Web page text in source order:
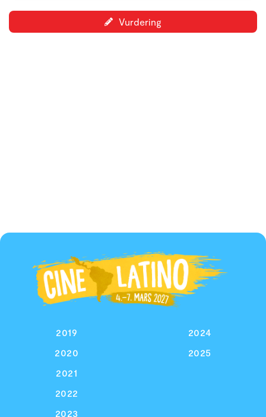
Vurdering
2019
2020
2021
2022
2023
2024
2025